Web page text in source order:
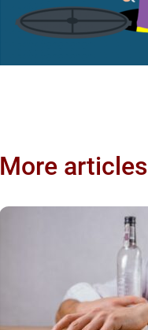
More articles